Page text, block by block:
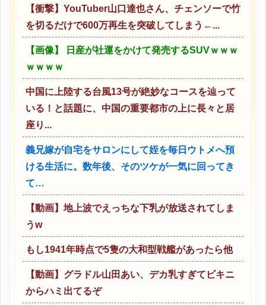
【衝撃】YouTuber山口達也さん、チェンソーで竹
を切るだけで600万再生を突破してしまう←...
【画像】 日産が社運をかけて発売するSUVｗｗｗ
ｗｗｗｗ
中国に上陸する台風13号が絶妙なコースを辿って
いる！と話題に、中国の重要都市の上に長々と居
座り...
義兄嫁が自宅をサロンにして姪を毎日ウトメへ預
ける生活に。数年後、そのツケが一気に回ってき
て…
【動画】地上波でえっちな下乳が放送されてしま
うw
もし1941年時点で5隻の大和型戦艦があったら他
【動画】グラドル山田あい、デカ乳すぎてビキニ
からハミ出てるぞ